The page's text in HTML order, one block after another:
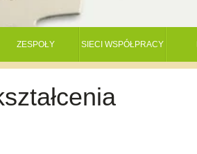
ZESPOŁY SIECI WSPÓŁPRACY